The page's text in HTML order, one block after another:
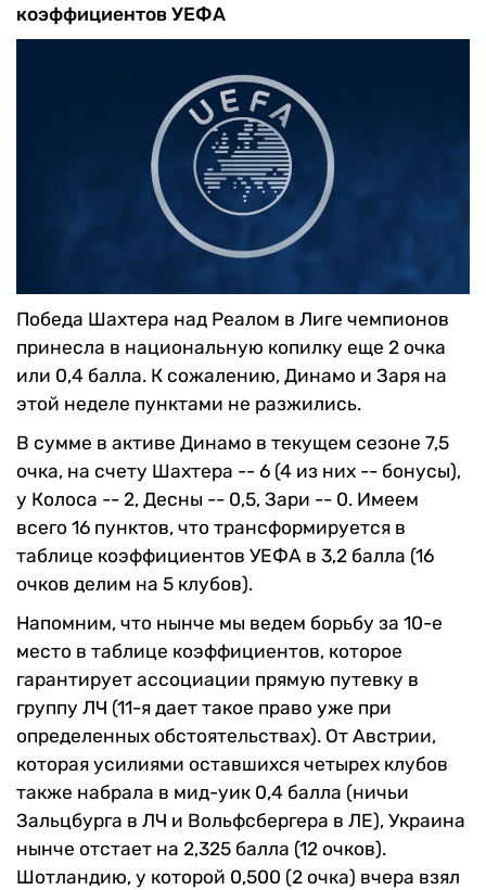
коэффициентов УЕФА
Победа Шахтера над Реалом в Лиге чемпионов
принесла в национальную копилку еще 2 очка
или 0,4 балла. К сожалению, Динамо и Заря на
этой неделе пунктами не разжились.
В сумме в активе Динамо в текущем сезоне 7,5
очка, на счету Шахтера -- 6 (4 из них -- бонусы),
у Колоса -- 2, Десны -- 0,5, Зари -- 0. Имеем
всего 16 пунктов, что трансформируется в
таблице коэффициентов УЕФА в 3,2 балла (16
очков делим на 5 клубов).
Напомним, что нынче мы ведем борьбу за 10-е
место в таблице коэффициентов, которое
гарантирует ассоциации прямую путевку в
группу ЛЧ (11-я дает такое право уже при
определенных обстоятельствах). От Австрии,
которая усилиями оставшихся четырех клубов
также набрала в мид-уик 0,4 балла (ничьи
Зальцбурга в ЛЧ и Вольфсбергера в ЛЕ), Украина
нынче отстает на 2,325 балла (12 очков).
Шотландию, у которой 0,500 (2 очка) вчера взял